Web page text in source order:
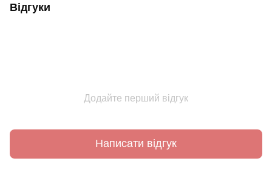
Відгуки
Додайте перший відгук
Написати відгук